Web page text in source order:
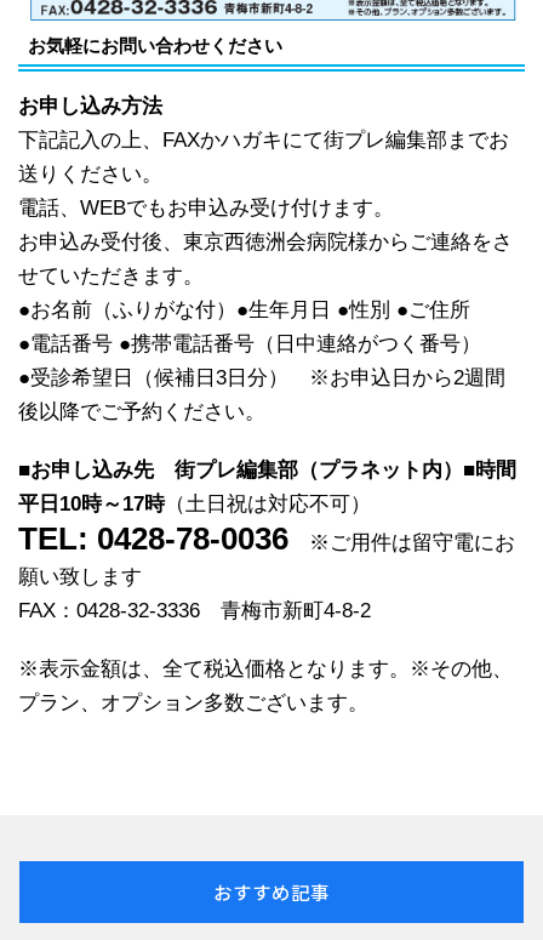
お気軽にお問い合わせください
お申し込み方法
下記記入の上、FAXかハガキにて街プレ編集部までお
送りください。
電話、WEBでもお申込み受け付けます。
お申込み受付後、東京西徳洲会病院様からご連絡をさ
せていただきます。
●お名前（ふりがな付）●生年月日 ●性別 ●ご住所
●電話番号 ●携帯電話番号（日中連絡がつく番号）
●受診希望日（候補日3日分） ※お申込日から2週間
後以降でご予約ください。
■お申し込み先 街プレ編集部（プラネット内）■時間
平日10時～17時（土日祝は対応不可）
TEL: 0428-78-0036
※ご用件は留守電にお
願い致します
FAX：0428-32-3336 青梅市新町4-8-2
※表示金額は、全て税込価格となります。※その他、
プラン、オプション多数ございます。
おすすめ記事